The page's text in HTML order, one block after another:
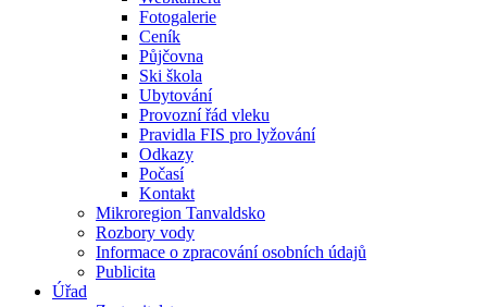
Fotogalerie
Ceník
Půjčovna
Ski škola
Ubytování
Provozní řád vleku
Pravidla FIS pro lyžování
Odkazy
Počasí
Kontakt
Mikroregion Tanvaldsko
Rozbory vody
Informace o zpracování osobních údajů
Publicita
Úřad